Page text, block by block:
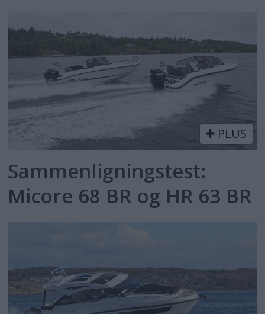
PLUS
Sammenligningstest:
Micore 68 BR og HR 63 BR